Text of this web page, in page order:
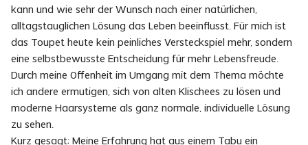
kann und wie sehr der Wunsch nach einer natürlichen,
alltagstauglichen Lösung das Leben beeinflusst. Für mich ist
das Toupet heute kein peinliches Versteckspiel mehr, sondern
eine selbstbewusste Entscheidung für mehr Lebensfreude.
Durch meine Offenheit im Umgang mit dem Thema möchte
ich andere ermutigen, sich von alten Klischees zu lösen und
moderne Haarsysteme als ganz normale, individuelle Lösung
zu sehen.
Kurz gesagt: Meine Erfahrung hat aus einem Tabu ein